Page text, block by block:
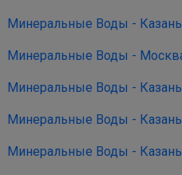
Минеральные Воды - Казань
Минеральные Воды -
Минеральные Воды - Казань
Минеральные Воды - Казань
Минеральные Воды - Казань